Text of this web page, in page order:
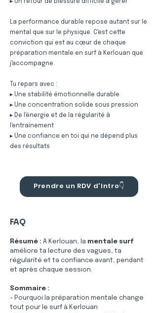
▸ Un retour de blessure difficile à gérer
La performance durable repose autant sur le
mental que sur le physique. C'est cette
conviction qui est au cœur de chaque
préparation mentale en surf à Kerlouan que
j'accompagne.
Tu repars avec :
▸ Une stabilité émotionnelle durable
▸ Une concentration solide sous pression
▸ De l'énergie et de la régularité à
l'entraînement
▸ Une confiance en toi qui ne dépend plus
des résultats
Prendre un RDV d'Intro👇
FAQ
Résumé : A Kerlouan, la mentale surf
améliore ta lecture des vagues, ta
régularité et ta confiance avant, pendant
et après chaque session.
Sommaire :
- Pourquoi la préparation mentale change
tout pour le surf à Kerlouan